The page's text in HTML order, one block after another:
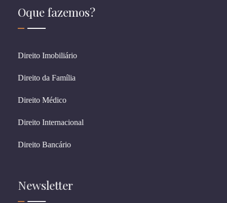
Oque fazemos?
Direito Imobiliário
Direito da Família
Direito Médico
Direito Internacional
Direito Bancário
Newsletter